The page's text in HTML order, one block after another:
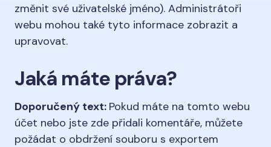
změnit své uživatelské jméno). Administrátoři
webu mohou také tyto informace zobrazit a
upravovat.
Jaká máte práva?
Doporučený text: Pokud máte na tomto webu
účet nebo jste zde přidali komentáře, můžete
požádat o obdržení souboru s exportem